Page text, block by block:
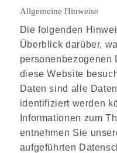
Allgemeine Hinweise
Die folgenden
Überblick darüber,
personenbezogenen
diese Website
Daten sind alle
identifiziert werden
Informationen zum
entnehmen Sie
aufgeführten